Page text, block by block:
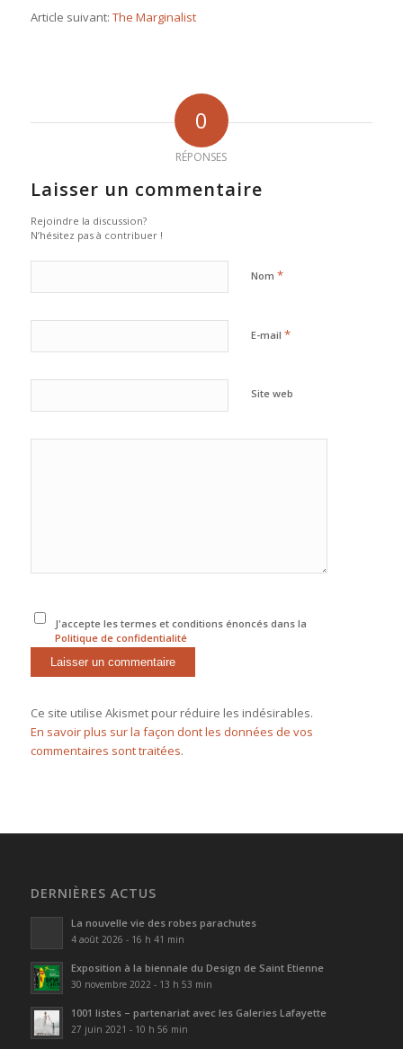
Article suivant: The Marginalist
0
RÉPONSES
Laisser un commentaire
Rejoindre la discussion?
N’hésitez pas à contribuer !
Nom *
E-mail *
Site web
J'accepte les termes et conditions énoncés dans la
Politique de confidentialité
Ce site utilise Akismet pour réduire les indésirables.
En savoir plus sur la façon dont les données de vos
commentaires sont traitées.
DERNIÈRES ACTUS
La nouvelle vie des robes parachutes
4 août 2026 - 16 h 41 min
Exposition à la biennale du Design de Saint Etienne
30 novembre 2022 - 13 h 53 min
1001 listes – partenariat avec les Galeries Lafayette
27 juin 2021 - 10 h 56 min